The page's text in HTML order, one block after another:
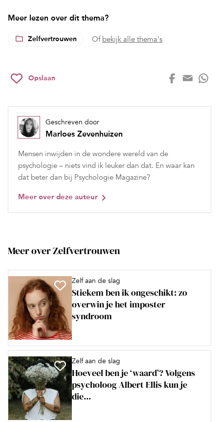
Meer lezen over dit thema?
Zelfvertrouwen Of bekijk alle thema's
Opslaan
Geschreven door
Marloes Zevenhuizen
Mensen inwijden in de wondere wereld van de
psychologie – niets vind ik leuker dan dat. En waar kan
dat beter dan bij Psychologie Magazine?
Meer over deze auteur
Meer over Zelfvertrouwen
Zelf aan de slag
Stiekem ben ik ongeschikt: zo
overwin je het imposter
syndroom
Zelf aan de slag
Hoeveel ben je ‘waard’? Volgens
psycholoog Albert Ellis kun je
die...